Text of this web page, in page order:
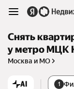
Снять
у метро МЦК
Москва и МО
AI 1